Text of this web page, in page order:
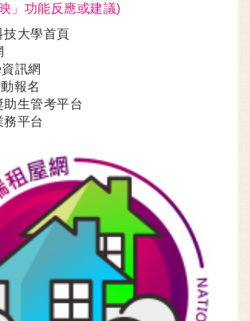
」功能反應或建議)
技大學首頁
訊網
報名
助生管考平台
務平台